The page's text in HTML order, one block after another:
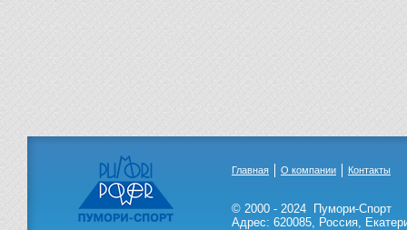
Главная О компании Контакты
© 2000 - 2024
Пумори-Спорт
Адрес: 620085, Россия,